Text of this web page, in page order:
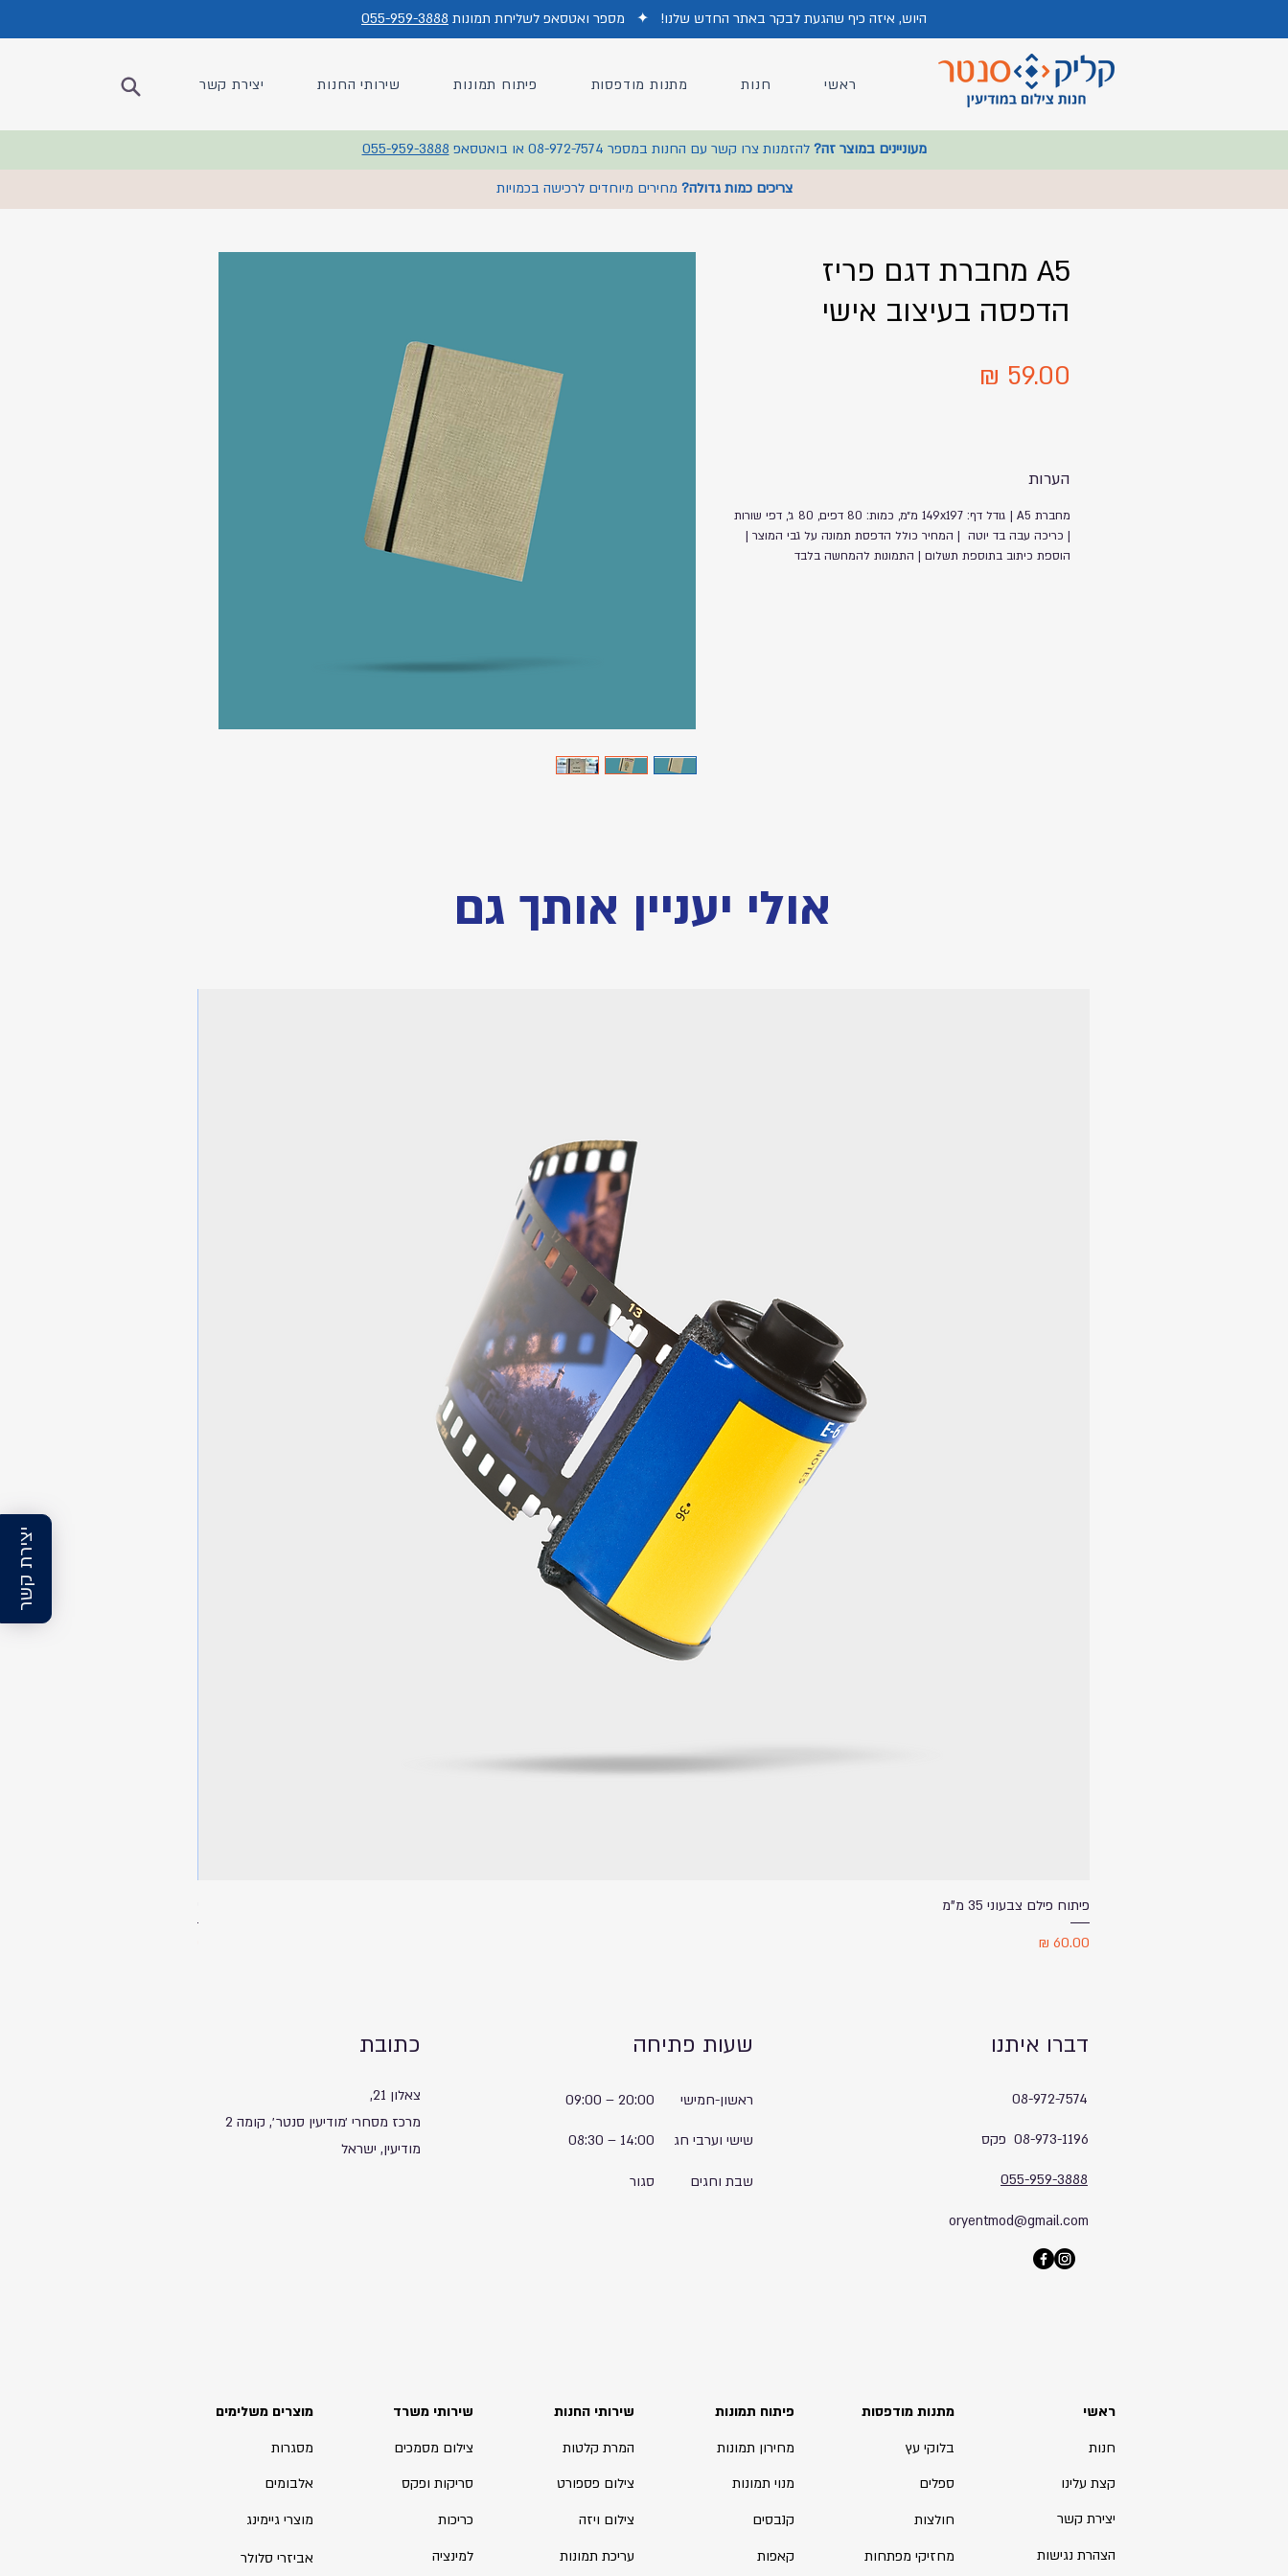
היוש, איזה כיף שהגעת לבקר באתר החדש שלנו! ✦ מספר ואטסאפ לשליחת תמונות 055-959-3888
ראשי חנות מתנות מודפסות פיתוח תמונות שירותי החנות יצירת קשר
יצירת קשר
מעוניינים במוצר זה? להזמנות צרו קשר עם החנות במספר 08-972-7574 או בואטסאפ 055-959-3888
צריכים כמות גדולה? מחירים מיוחדים לרכישה בכמויות
A5 מחברת דגם פריז
הדפסה בעיצוב אישי
הערות
מחברת A5 | גודל דף: 149x197 מ״מ, כמות: 80 דפים, 80 ג׳, דפי שורות
| כריכה עבה בד יוטה | המחיר כולל הדפסת תמונה על גבי המוצר |
הוספת כיתוב בתוספת תשלום | התמונות להמחשה בלבד
אולי יעניין אותך גם
פיתוח פילם צבעוני 35 מ"מ
מחיר
כתובת
צאלון 21,
מרכז מסחרי ׳מודיעין סנטר׳, קומה 2
מודיעין, ישראל
שעות פתיחה
20:00
– ראשון-חמישי
14:00
– שישי וערבי חג
סגור שבת וחגים
דברו איתנו
08-972-7574
08-973-1196 פקס
055-959-3888
oryentmod@gmail.com
מוצרים משלימים
מסגרות
אלבומים
מוצרי גיימינג
אביזרי סלולר
שירותי משרד
צילום מסמכים
סריקות ופקס
כריכות
למינציה
שירותי החנות
המרת קלטות
צילום פספורט
צילום ויזה
עריכת תמונות
פיתוח תמונות
מחירון תמונות
מנוי תמונות
קנבסים
קאפות
מתנות מודפסות
בלוקי עץ
ספלים
חולצות
מחזיקי מפתחות
ראשי
חנות
קצת עלינו
יצירת קשר
הצהרת נגישות